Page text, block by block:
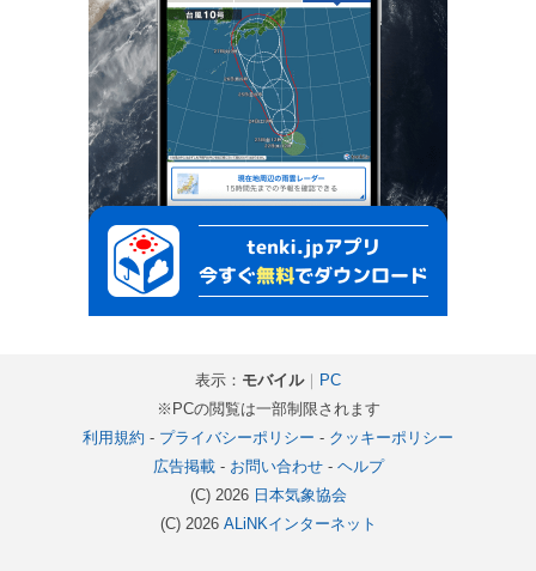
表示： モバイル｜ PC
※PCの閲覧は一部制限されます
利用規約 - プライバシーポリシー - クッキーポリシー
広告掲載- お問い合わせ- ヘルプ
(C) 2026 日本気象協会
(C) 2026 ALiNKインターネット